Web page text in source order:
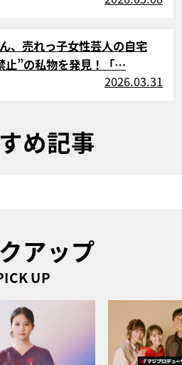
、売れっ子女性芸人の自宅
止”の私物を発見！「…
2026.03.31
め記事
アップ
UP